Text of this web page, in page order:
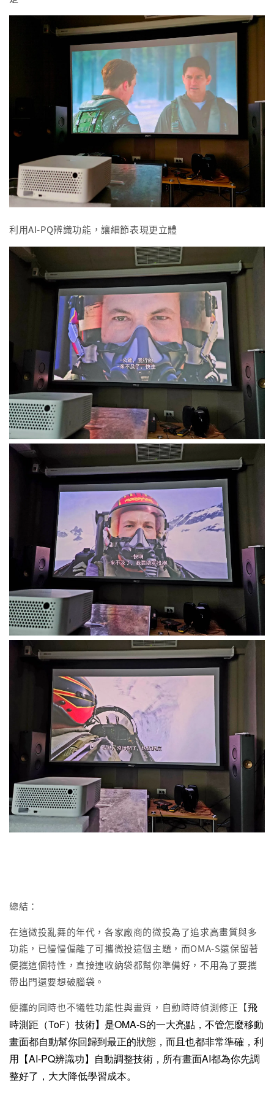
利用AI-PQ辨識功能，讓細節表現更立體
總結：
在這微投亂舞的年代，各家廠商的微投為了追求高畫質與多
功能，已慢慢偏離了可攜微投這個主題，而OMA-S還保留著
便攜這個特性，直接連收納袋都幫你準備好，不用為了要攜
帶出門還要想破腦袋。
便攜的同時也不犧牲功能性與畫質，自動時時偵測修正【飛
時測距（ToF）技術】是OMA-S的一大亮點，不管怎麼移動
畫面都自動幫你回歸到最正的狀態，而且也都非常準確，利
用【AI-PQ辨識功】 自動調整技術，所有畫面AI都為你先調
整好了，大大降低學習成本。